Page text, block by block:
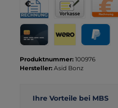
Produktnummer: 100976
Hersteller: Asid Bonz
Ihre Vorteile bei MBS